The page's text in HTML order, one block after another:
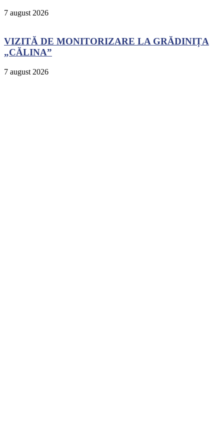
7 august 2026
VIZITĂ DE MONITORIZARE LA GRĂDINIȚA
„CĂLINA”
7 august 2026